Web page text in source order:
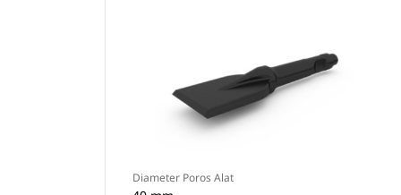
Diameter Poros Alat